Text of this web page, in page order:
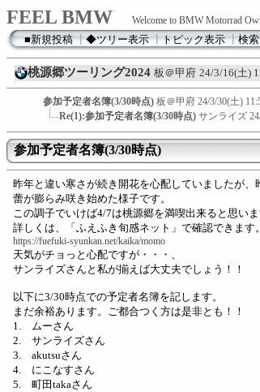
FEEL BMW Welcome to BMW Motorrad
■新規投稿┃◆ツリー表示┃トピック表示┃検索
桃源郷ツーリング2024 板＠甲府 24/3/16(土)
参加予定者名簿(3/30時点) 板＠甲府 24/3/30(土)
Re(1):参加予定者名簿(3/30時点) サンライズ
参加予定者名簿(3/30時点)
昨年と違い寒さが続き開花を心配していましたが、
蕾が膨らみ咲き始めた様子です。
この調子でいけば4/7は桃源郷を満喫出来ると思いま
詳しくは、「ふえふき旬感ネット」で確認できます。
https://fuefuki-syunkan.net/kaika/momo
天気がチョっと心配ですが・・・、
サンライズさんと私が揃えば大丈夫でしょう！！
以下に3/30時点での予定者名簿を記します。
まだ余裕あります。ご都合つく方は是非とも！！
1. ムーさん
2. サンライズさん
3. akutsuさん
4. にこなすさん
5. 町田takaさん